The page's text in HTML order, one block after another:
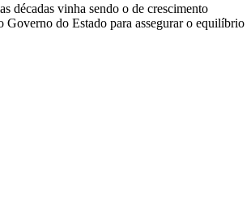
décadas vinha sendo o de crescimento
Governo do Estado para assegurar o equilíbrio